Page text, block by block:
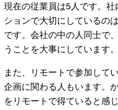
現在の従業員は5人です。
ションで大切にしているの
です。会社の中の人同士で
うことを大事にしています。
また、リモートで参加して
企画に関わる人もいます。
をリモートで得ていると感